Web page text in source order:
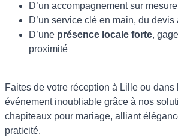
D’un accompagnement sur mesure
D’un service clé en main, du devis
D’une présence locale forte,
proximité
Faites de votre réception à Lille ou dans
événement inoubliable grâce à nos
chapiteaux pour mariage, alliant
praticité.